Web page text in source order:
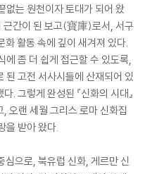
는 원천이자 토대가 되어 왔
근간이 된 보고(寶庫)로서, 서구
활동 속에 깊이 새겨져 있다.
에 좀 더 쉽게 접근할 수 있도록,
된 고전 서사시들에 산재되어 있
. 그렇게 완성된 『신화의 시대』
오랜 세월 그리스 로마 신화집
을 받아 왔다.
심으로, 북유럽 신화, 게르만 신